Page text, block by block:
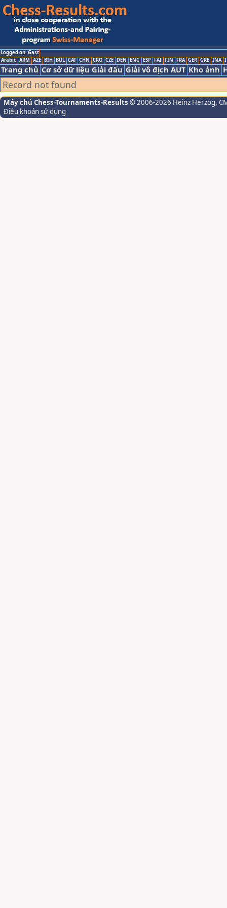
Logged on: Gast
Arabic ARM AZE BIH BUL CAT CHN CRO CZE DEN ENG ESP FAI FIN FRA GER GRE INA
Trang chủ Cơ sở dữ liệu Giải đấu Giải vô địch AUT Kho ảnh
Record not found
Máy chủ Chess-Tournaments-Results © 2006-2026 Heinz Herzog,
Điều khoản sử dụng